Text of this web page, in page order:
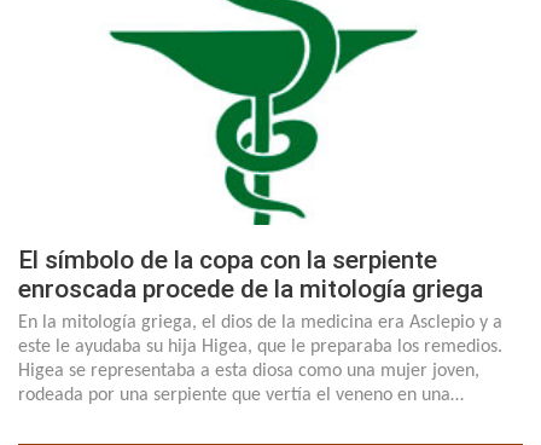
El símbolo de la copa con la serpiente
enroscada procede de la mitología griega
En la mitología griega, el dios de la medicina era Asclepio y a
este le ayudaba su hija Higea, que le preparaba los remedios.
Higea se representaba a esta diosa como una mujer joven,
rodeada por una serpiente que vertía el veneno en una…